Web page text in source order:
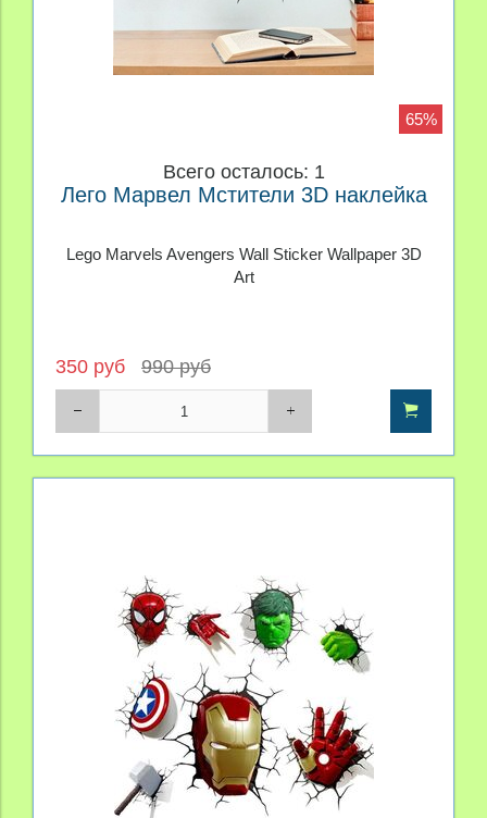
65%
Всего осталось: 1
Лего Марвел Мстители 3D наклейка
Lego Marvels Avengers Wall Sticker Wallpaper 3D
Art
350 руб 990 руб